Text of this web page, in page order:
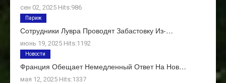
сен 02, 2025 Hits:986
Сотрудники Лувра Проводят Забастовку Из-…
июнь 19, 2025 Hits:1192
Париж
Франция Обещает Немедленный Ответ На Нов…
мая 12, 2025 Hits:1337
Новости